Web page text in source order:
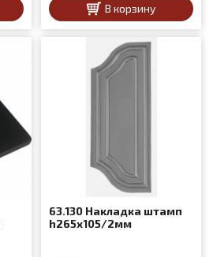
В корзину
63.130 Накладка штамп
h265x105/2мм